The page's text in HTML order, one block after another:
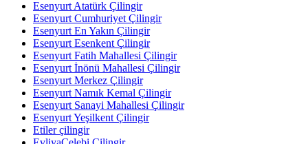
Esenyurt Atatürk Çilingir
Esenyurt Cumhuriyet Çilingir
Esenyurt En Yakın Çilingir
Esenyurt Esenkent Çilingir
Esenyurt Fatih Mahallesi Çilingir
Esenyurt İnönü Mahallesi Çilingir
Esenyurt Merkez Çilingir
Esenyurt Namık Kemal Çilingir
Esenyurt Sanayi Mahallesi Çilingir
Esenyurt Yeşilkent Çilingir
Etiler çilingir